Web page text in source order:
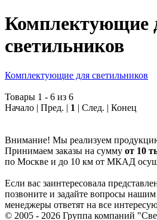
Комплектующие
светильников
Комплектующие для светильников
Товары 1 - 6 из 6
Начало | Пред. | 1 | След. | Конец
Внимание! Мы реализуем
Принимаем заказы на сумму от 10
по Москве и до 10 км от МКАД
Если вас заинтересовала
позвоните и задайте вопросы
менеджеры ответят на все
© 2005 - 2026 Группа компаний